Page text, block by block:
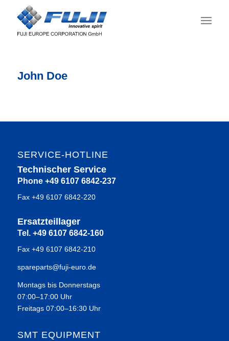
John Doe
SERVICE-HOTLINE
Technischer Service
Phone +49 6107 6842-237
Fax +49 6107 6842-220
Ersatzteillager
Tel. +49 6107 6842-160
Fax +49 6107 6842-210
spareparts@fuji-euro.de
Montags bis Donnerstags
07:00–17:00 Uhr
Freitags 07:00–16:30 Uhr
SMT EQUIPMENT